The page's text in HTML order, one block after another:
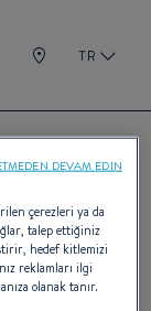
TR
tekne
çerezleri ya da
talep ettiğiniz
hedef kitlemizi
reklamları ilgi
olanak tanır.
DEVAM EDIN